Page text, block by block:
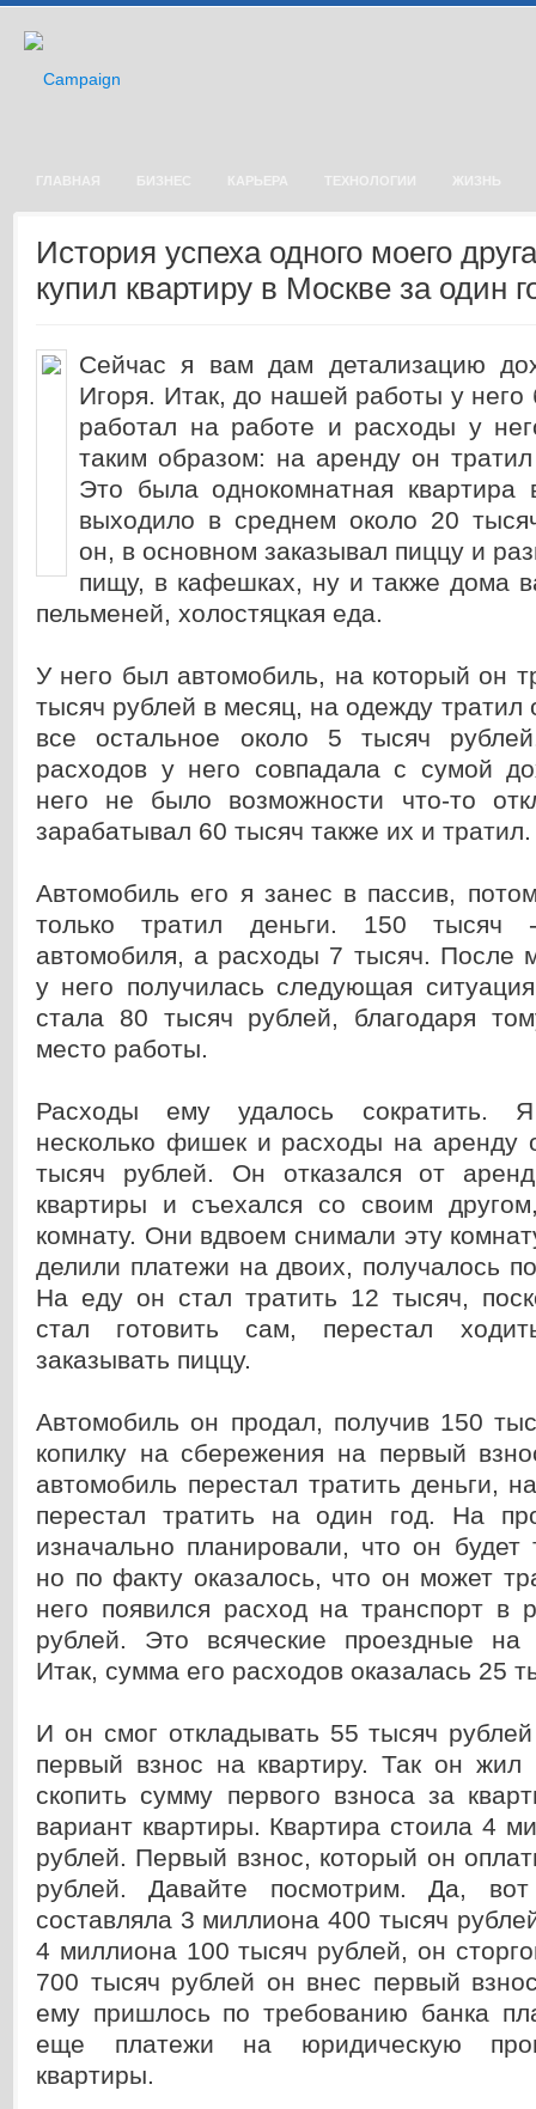
ГЛАВНАЯ БИЗНЕС КАРЬЕРА ТЕХНОЛОГИИ ЖИЗНЬ
История успеха одного моего
купил квартиру в Москве за один
Сейчас я вам дам детализацию
Игоря. Итак, до нашей работы у него
работал на работе и расходы у
таким образом: на аренду он
Это была однокомнатная
выходило в среднем около 20
он, в основном заказывал пиццу и
пищу, в кафешках, ну и также дома
пельменей, холостяцкая еда.
У него был автомобиль, на который он
тысяч рублей в месяц, на одежду тратил
все остальное около 5 тысяч
расходов у него совпадала с сумой
него не было возможности что-то
зарабатывал 60 тысяч также их и тратил.
Автомобиль его я занес в пассив,
только тратил деньги. 150 тысяч
автомобиля, а расходы 7 тысяч. После
у него получилась следующая
стала 80 тысяч рублей, благодаря
место работы.
Расходы ему удалось сократить.
несколько фишек и расходы на аренду
тысяч рублей. Он отказался от
квартиры и съехался со своим
комнату. Они вдвоем снимали эту
делили платежи на двоих, получалось
На еду он стал тратить 12 тысяч,
стал готовить сам, перестал
заказывать пиццу.
Автомобиль он продал, получив 150
копилку на сбережения на первый
автомобиль перестал тратить деньги,
перестал тратить на один год. На
изначально планировали, что он будет
но по факту оказалось, что он может
него появился расход на транспорт в
рублей. Это всяческие проездные на
Итак, сумма его расходов оказалась 25
И он смог откладывать 55 тысяч
первый взнос на квартиру. Так он
скопить сумму первого взноса за
вариант квартиры. Квартира стоила 4
рублей. Первый взнос, который он
рублей. Давайте посмотрим. Да,
составляла 3 миллиона 400 тысяч
4 миллиона 100 тысяч рублей, он
700 тысяч рублей он внес первый
ему пришлось по требованию банка
еще платежи на юридическую
квартиры.